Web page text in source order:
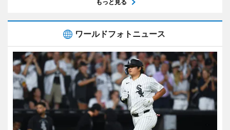
もっと見る
ワールドフォトニュース